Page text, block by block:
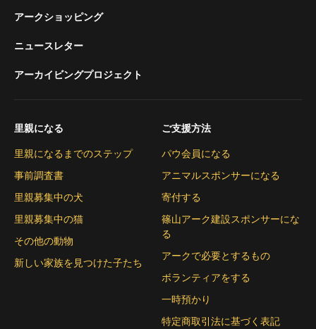
アークショッピング
ニュースレター
アーカイビングプロジェクト
里親になる
里親になるまでのステップ
事前調査書
里親募集中の犬
里親募集中の猫
その他の動物
新しい家族を見つけた子たち
ご支援方法
パウ会員になる
アニマルスポンサーになる
寄付する
篠山アーク建設スポンサーにな
る
アークで必要とするもの
ボランティアをする
一時預かり
特定商取引法に基づく表記